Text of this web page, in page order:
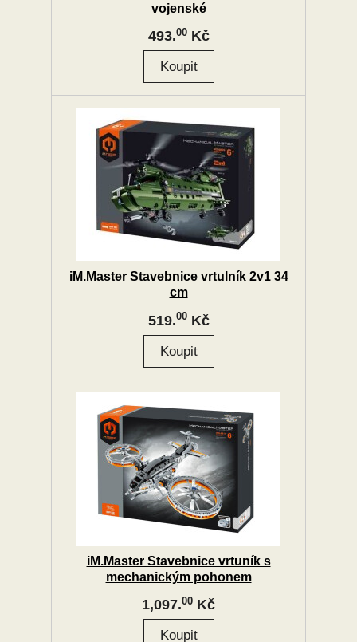
vojenské
493.00Kč
iM.Master Stavebnice vrtulník 2v1 34
cm
519.00Kč
iM.Master Stavebnice vrtuník s
mechanickým pohonem
1,097.00 Kč